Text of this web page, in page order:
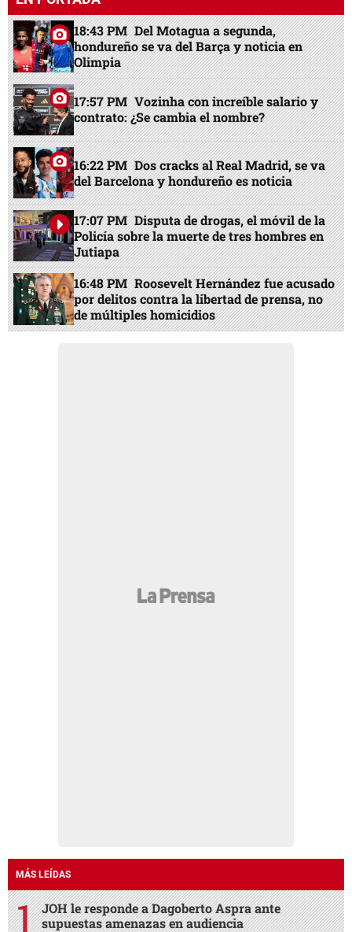
18:43 PM Del Motagua a segunda,
hondureño se va del Barça y noticia en
Olimpia
17:57 PM Vozinha con increíble salario y
contrato: ¿Se cambia el nombre?
16:22 PM Dos cracks al Real Madrid, se va
del Barcelona y hondureño es noticia
17:07 PM Disputa de drogas, el móvil de la
Policía sobre la muerte de tres hombres en
Jutiapa
16:48 PM Roosevelt Hernández fue acusado
por delitos contra la libertad de prensa, no
de múltiples homicidios
MÁS LEÍDAS
JOH le responde a Dagoberto Aspra ante
supuestas amenazas en audiencia